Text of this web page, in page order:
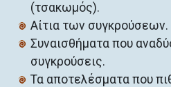
(τσακωμός).
Αίτια των συγκρούσεων.
Συναισθήματα που
συγκρούσεις.
Τα αποτελέσματα που